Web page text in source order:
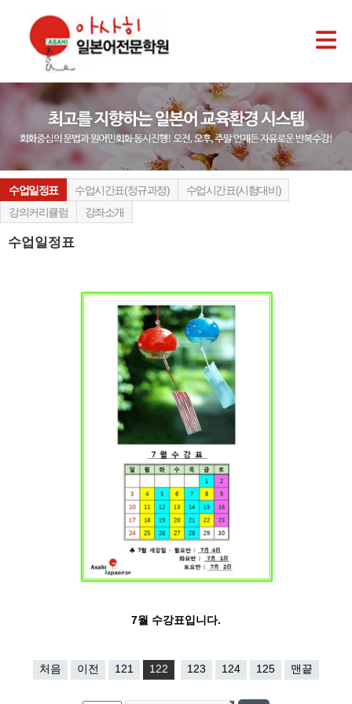
수업일정표 수업시간표(정규과정)
수업시간표(시험대비)
강의커리큘럼
강좌소개
수업일정표
7월 수강표입니다.
처음 이전 121 122 123 124 125 맨끝